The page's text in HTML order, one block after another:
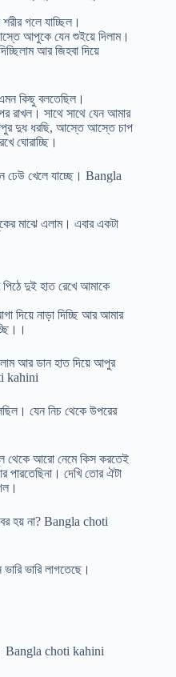
গলে যাচ্ছিল।
আপুকে যেন শুইয়ে দিলাম।
আর জিহবা দিয়ে
কিছু বলতেছিল।
রাখল। সাথে সাথে যেন আমার
দুধ ধরছি, আস্তে আস্তে চাপ
ঘোরাচ্ছি।
ঢেউ খেলে যাচ্ছে। Bangla
মাঝে এলাম। এবার একটা
দুই হাত রেখে আমাকে
দিয়ে নাড়া দিচ্ছি আর আমার
আর ডান হাত দিয়ে আপুর
kahini
যেন নিচ থেকে উপরের
থেকে আরো নেমে কিস করতেই
দেখি তোর ঐটা
হয় না? Bangla choti
ভারি লাগতেছে।
Bangla choti kahini